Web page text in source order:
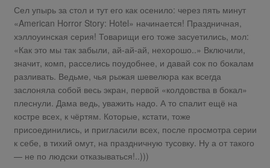
Сел упырь за стол и тут его как осенило: через пять минут
«American Horror Story: Hotel» начинается! Праздничная,
хэллоуинская серия! Товарищи его тоже засуетились, мол:
«Как это мы так забыли, ай-ай-ай, нехорошо..» Включили,
значит, комп, расселись поудобнее, и давай сок по бокалам
разливать. Ведьме, чья рыжая шевелюра как всегда
заслоняла собой весь экран, первой «колдовства в бокал»
плеснули. Дама ведь, уважить надо. А то спалит ещё на
костре всех, к чёртям. Которые, кстати, тоже
присоединились, и пригласили всех, после просмотра серии
к себе, в тихий омут, на праздничную тусовку. Ну а от такого
— не по людски отказываться!..)))